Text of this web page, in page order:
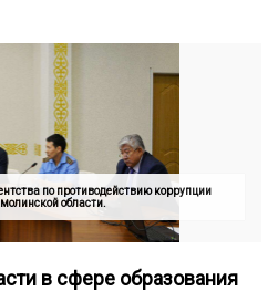
по противодействию коррупции
области.
в сфере образования